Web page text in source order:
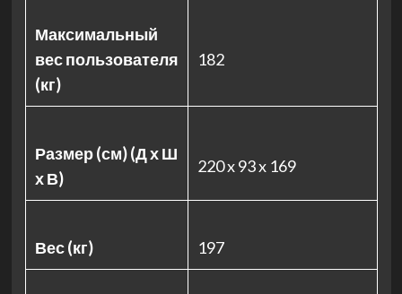
Максимальный
вес пользователя
(кг)
182
Размер (см) (Д х Ш
х В)
220 x 93 x 169
Вес (кг) 197